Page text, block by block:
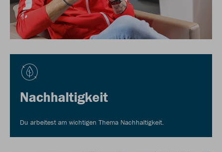
Nachhaltigkeit
Du arbeitest am wichtigen Thema Nachhaltigkeit.